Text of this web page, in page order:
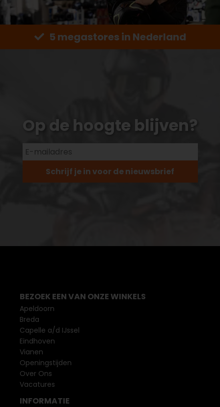
5 megastores in Nederland
Op de hoogte blijven?
Schrijf je in voor de nieuwsbrief
BEZOEK EEN VAN ONZE WINKELS
Apeldoorn
Breda
Capelle a/d IJssel
Eindhoven
Vianen
Openingstijden
Over Ons
Vacatures
INFORMATIE